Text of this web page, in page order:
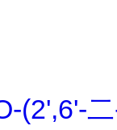
(2',6'-